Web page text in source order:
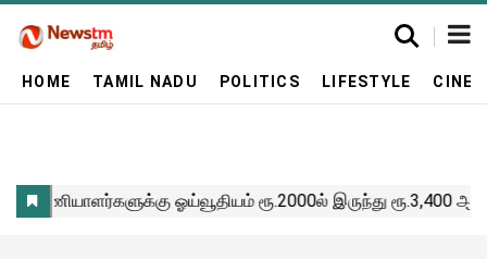
HOME TAMIL NADU POLITICS LIFESTYLE